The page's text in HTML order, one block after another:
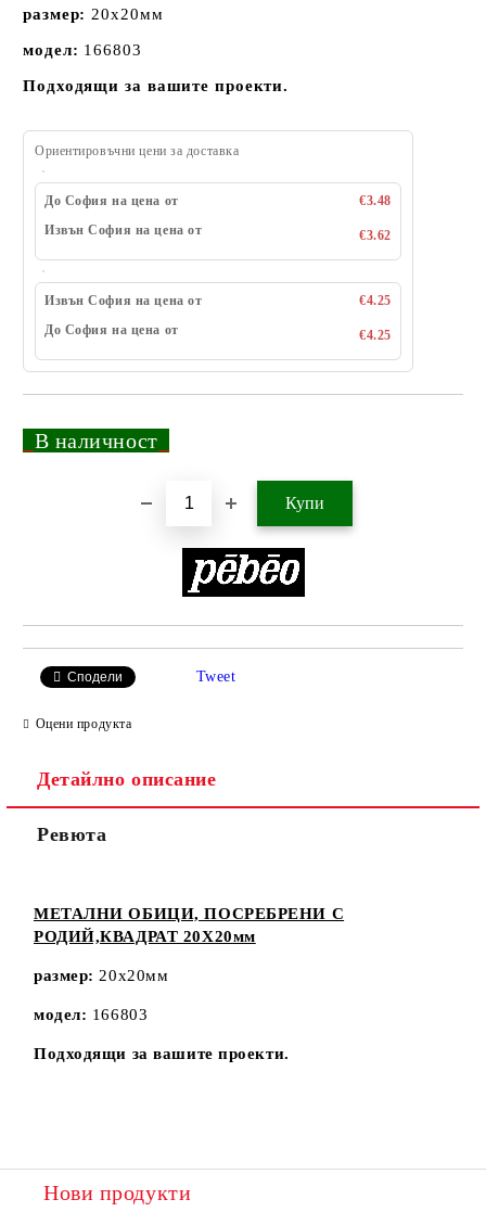
размер:20x20мм
модел: 166803
Подходящи за вашите проекти.
Ориентировъчни цени за доставка
До София на цена от
€3.48
Извън София на цена от
€3.62
Извън София на цена от
€4.25
До София на цена от
€4.25
В наличност
Сподели Tweet
Оцени продукта
Детайлно описание
Ревюта
МЕТАЛНИ ОБИЦИ, ПОСРЕБРЕНИ С
РОДИЙ,КВАДРАТ 20Х20мм
размер:20x20мм
модел: 166803
Подходящи за вашите проекти.
Нови продукти